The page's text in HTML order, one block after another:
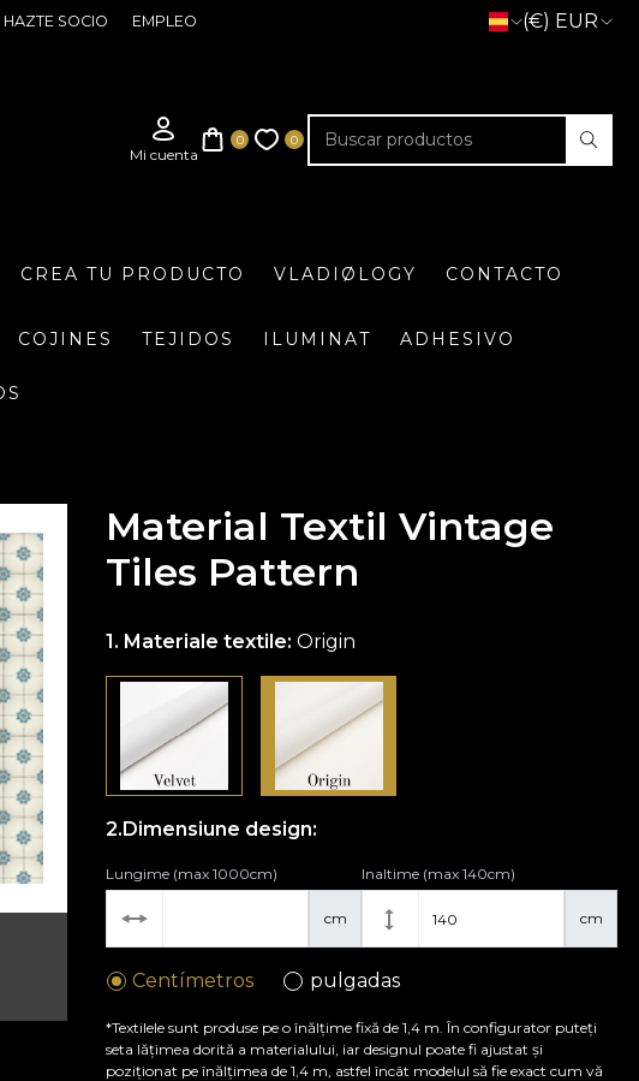
HAZTE SOCIO EMPLEO (€) EUR
CREA TU PRODUCTO VLADIØLOGY CONTACTO
COJINES TEJIDOS ILUMINAT ADHESIVO
Material Textil Vintage
Tiles Pattern
Materiale textile:Origin
Dimensiune design:
cm
Lungime (max 1000cm)
cm
Inaltime (max 140cm)
Centímetros pulgadas
*Textilele sunt produse pe o înălțime fixă de 1,4 m. În configurator puteți
seta lățimea dorită a materialului, iar designul poate fi ajustat și
poziționat pe înălțimea de 1,4 m, astfel încât modelul să fie exact cum vă